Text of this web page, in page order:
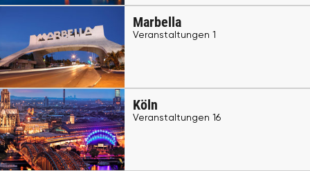
Marbella
Veranstaltungen 1
Köln
Veranstaltungen 16